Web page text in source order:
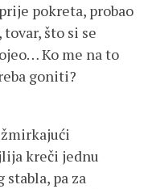
pokreta, probao
što si se
Ko me na to
goniti?
kreči jednu
pa za